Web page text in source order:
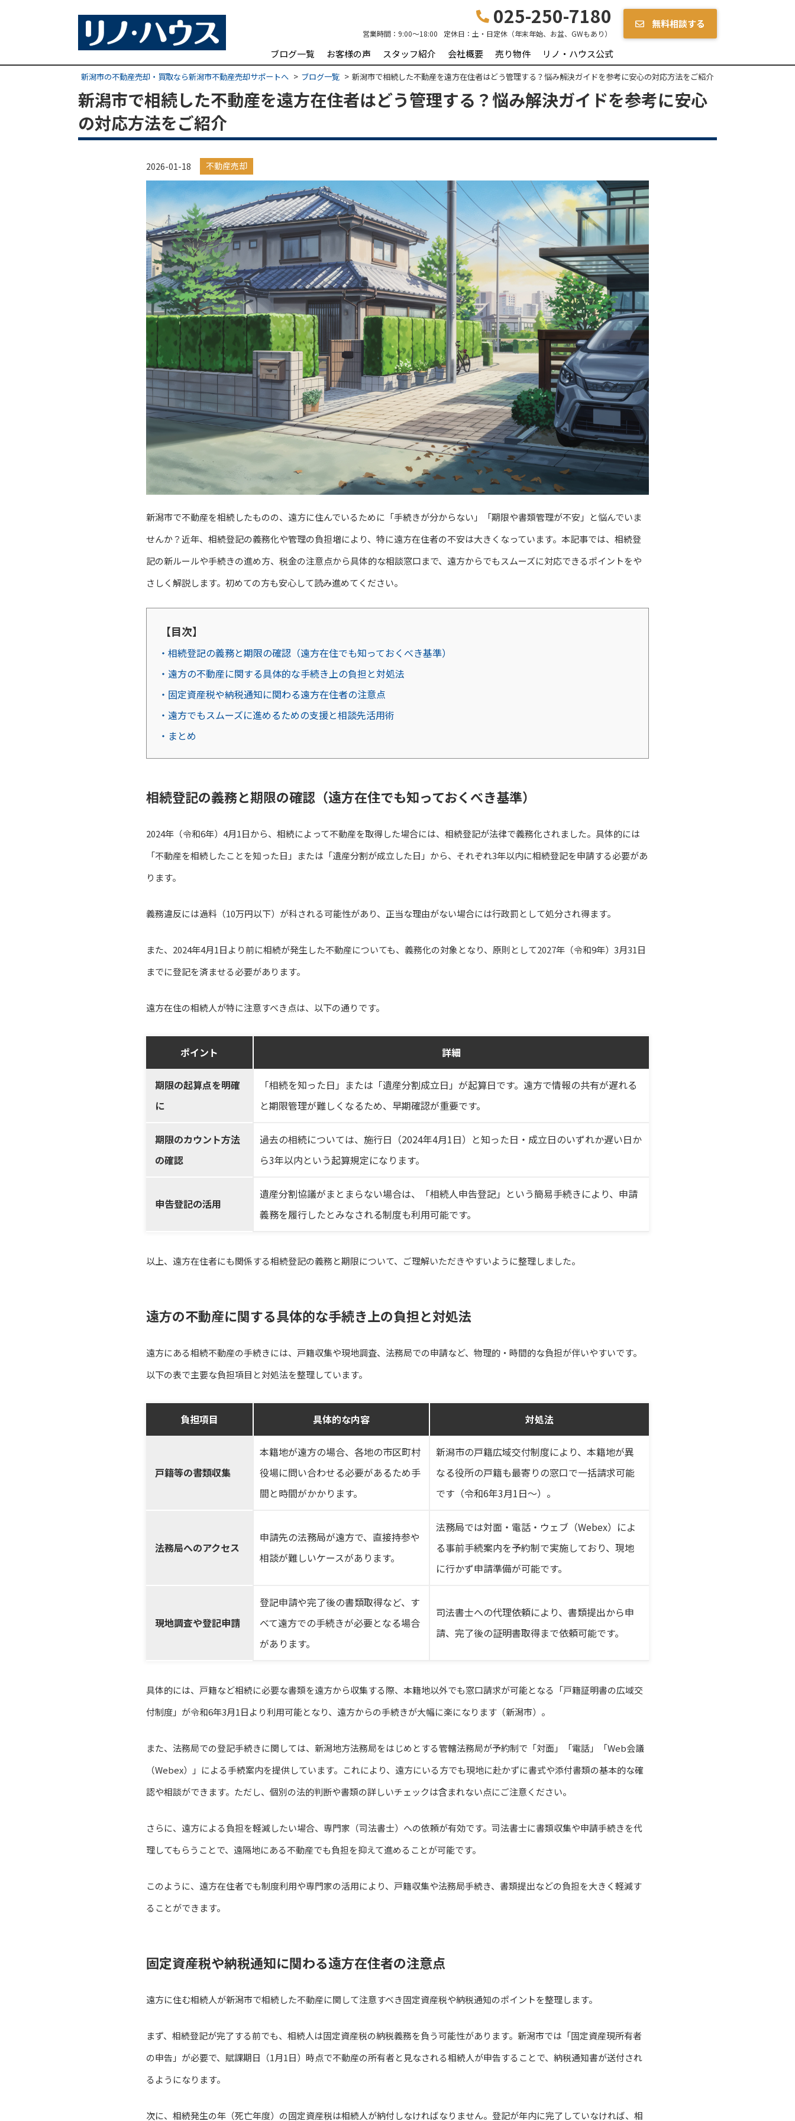
025-250-7180
営業時間： 9:00～18:00 定休日： 土・日定休（年末年始、お盆、GWもあり）
無料相談する
ブログ一覧 お客様の声 スタッフ紹介 会社概要 売り物件 リノ・ハウス公式
新潟市の不動産売却・買取なら新潟市不動産売却サポートへ ブログ一覧 新潟市で相続した不動産を遠方在住者はどう管理する？悩み解決ガイドを参考に安心の対応方法をご紹介
新潟市で相続した不動産を遠方在住者はどう管理する？悩み解決ガイドを参考に安心
の対応方法をご紹介
2026-01-18 不動産売却
新潟市で不動産を相続したものの、遠方に住んでいるために「手続きが分からない」「期限や書類管理が不安」と悩んでいま
せんか？近年、相続登記の義務化や管理の負担増により、特に遠方在住者の不安は大きくなっています。本記事では、相続登
記の新ルールや手続きの進め方、税金の注意点から具体的な相談窓口まで、遠方からでもスムーズに対応できるポイントをや
さしく解説します。初めての方も安心して読み進めてください。
【目次】
・相続登記の義務と期限の確認（遠方在住でも知っておくべき基準）
・遠方の不動産に関する具体的な手続き上の負担と対処法
・固定資産税や納税通知に関わる遠方在住者の注意点
・遠方でもスムーズに進めるための支援と相談先活用術
・まとめ
相続登記の義務と期限の確認（遠方在住でも知っておくべき基準）
2024年（令和6年）4月1日から、相続によって不動産を取得した場合には、相続登記が法律で義務化されました。具体的には
「不動産を相続したことを知った日」または「遺産分割が成立した日」から、それぞれ3年以内に相続登記を申請する必要があ
ります。
義務違反には過料（10万円以下）が科される可能性があり、正当な理由がない場合には行政罰として処分され得ます。
また、2024年4月1日より前に相続が発生した不動産についても、義務化の対象となり、原則として2027年（令和9年）3月31日
までに登記を済ませる必要があります。
遠方在住の相続人が特に注意すべき点は、以下の通りです。
ポイント 詳細
期限の起算点を明確
に
「相続を知った日」または「遺産分割成立日」が起算日です。遠方で情報の共有が遅れる
と期限管理が難しくなるため、早期確認が重要です。
期限のカウント方法
の確認
過去の相続については、施行日（2024年4月1日）と知った日・成立日のいずれか遅い日か
ら3年以内という起算規定になります。
申告登記の活用
遺産分割協議がまとまらない場合は、「相続人申告登記」という簡易手続きにより、申請
義務を履行したとみなされる制度も利用可能です。
以上、遠方在住者にも関係する相続登記の義務と期限について、ご理解いただきやすいように整理しました。
遠方の不動産に関する具体的な手続き上の負担と対処法
遠方にある相続不動産の手続きには、戸籍収集や現地調査、法務局での申請など、物理的・時間的な負担が伴いやすいです。
以下の表で主要な負担項目と対処法を整理しています。
負担項目 具体的な内容 対処法
戸籍等の書類収集
本籍地が遠方の場合、各地の市区町村
役場に問い合わせる必要があるため手
間と時間がかかります。
新潟市の戸籍広域交付制度により、本籍地が異
なる役所の戸籍も最寄りの窓口で一括請求可能
です（令和6年3月1日～）。
法務局へのアクセス
申請先の法務局が遠方で、直接持参や
相談が難しいケースがあります。
法務局では対面・電話・ウェブ（Webex）によ
る事前手続案内を予約制で実施しており、現地
に行かず申請準備が可能です。
現地調査や登記申請
登記申請や完了後の書類取得など、す
べて遠方での手続きが必要となる場合
があります。
司法書士への代理依頼により、書類提出から申
請、完了後の証明書取得まで依頼可能です。
具体的には、戸籍など相続に必要な書類を遠方から収集する際、本籍地以外でも窓口請求が可能となる「戸籍証明書の広域交
付制度」が令和6年3月1日より利用可能となり、遠方からの手続きが大幅に楽になります（新潟市）。
また、法務局での登記手続きに関しては、新潟地方法務局をはじめとする管轄法務局が予約制で「対面」「電話」「Web会議
（Webex）」による手続案内を提供しています。これにより、遠方にいる方でも現地に赴かずに書式や添付書類の基本的な確
認や相談ができます。ただし、個別の法的判断や書類の詳しいチェックは含まれない点にご注意ください。
さらに、遠方による負担を軽減したい場合、専門家（司法書士）への依頼が有効です。司法書士に書類収集や申請手続きを代
理してもらうことで、遠隔地にある不動産でも負担を抑えて進めることが可能です。
このように、遠方在住者でも制度利用や専門家の活用により、戸籍収集や法務局手続き、書類提出などの負担を大きく軽減す
ることができます。
固定資産税や納税通知に関わる遠方在住者の注意点
遠方に住む相続人が新潟市で相続した不動産に関して注意すべき固定資産税や納税通知のポイントを整理します。
まず、相続登記が完了する前でも、相続人は固定資産税の納税義務を負う可能性があります。新潟市では「固定資産現所有者
の申告」が必要で、賦課期日（1月1日）時点で不動産の所有者と見なされる相続人が申告することで、納税通知書が送付され
るようになります。
次に、相続発生の年（死亡年度）の固定資産税は相続人が納付しなければなりません。登記が年内に完了していなければ、相